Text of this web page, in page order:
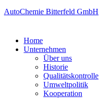
AutoChemie Bitterfeld GmbH
Home
Unternehmen
Über uns
Historie
Qualitätskontrolle
Umweltpolitik
Kooperation